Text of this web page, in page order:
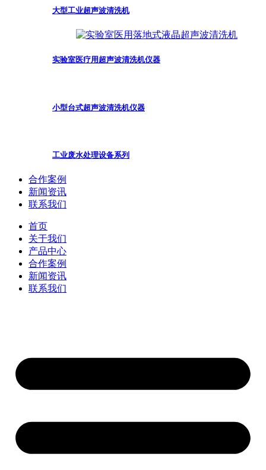
大型工业超声波清洗机
实验室医疗用超声波清洗机仪器
小型台式超声波清洗机仪器
工业废水处理设备系列
合作案例
新闻资讯
联系我们
首页
关于我们
产品中心
合作案例
新闻资讯
联系我们